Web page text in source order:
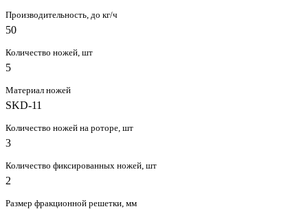
Производительность, до кг/ч
50
Количество ножей, шт
5
Материал ножей
SKD-11
Количество ножей на роторе, шт
3
Количество фиксированных ножей, шт
2
Размер фракционной решетки, мм